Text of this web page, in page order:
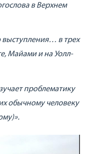
в Верхнем
выступления… в трех
Майами и на Уолл-
проблематику
обычному человеку